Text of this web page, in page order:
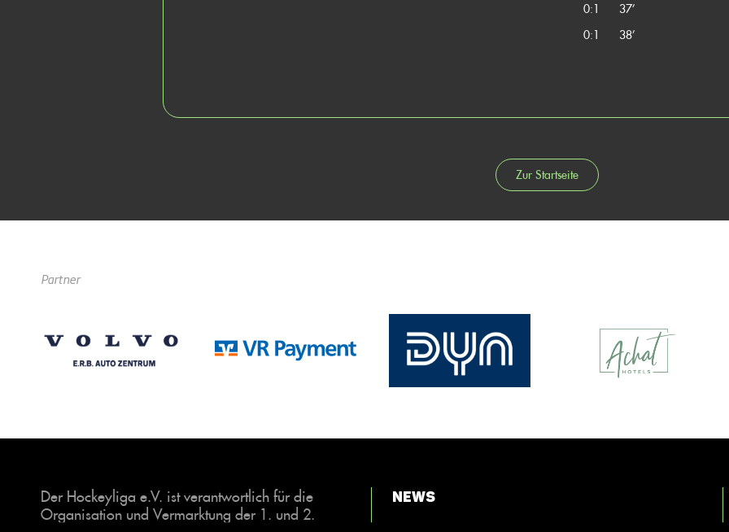
0:1
37’
0:1
38’
Zur Startseite
Partner
Der Hockeyliga e.V. ist verantwortlich für die
Organisation und Vermarktung der 1. und 2.
News